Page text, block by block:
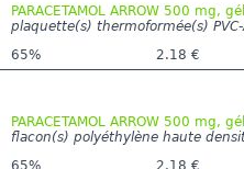
PARACETAMOL ARROW 500 mg,
plaquette(s) thermoformée(s)
65%
2.18 €
PARACETAMOL ARROW 500 mg,
flacon(s) polyéthylène haute
65%
2.18 €